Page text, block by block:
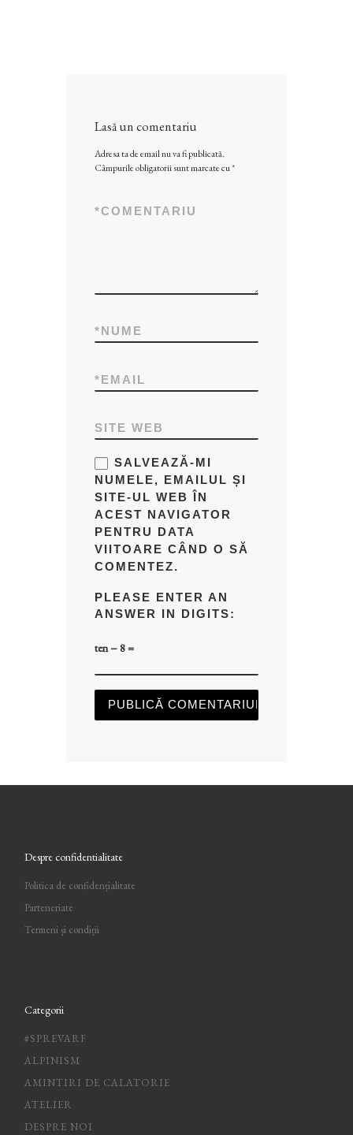
Lasă un comentariu
Adresa ta de email nu va fi publicată.
Câmpurile obligatorii sunt marcate cu*
COMENTARIU
*
NUME
*
EMAIL
*
SITE WEB
SALVEAZĂ-MI
NUMELE, EMAILUL ȘI
SITE-UL WEB ÎN
ACEST NAVIGATOR
PENTRU DATA
VIITOARE CÂND O SĂ
COMENTEZ.
PLEASE ENTER AN
ANSWER IN DIGITS:
ten − 8 =
Despre confidentialitate
Politica de confidențialitate
Parteneriate
Termeni și condiții
Categorii
#SPREVARF
ALPINISM
AMINTIRI DE CALATORIE
ATELIER
DESPRE NOI